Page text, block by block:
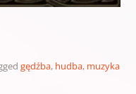
gędźba, hudba, muzyka